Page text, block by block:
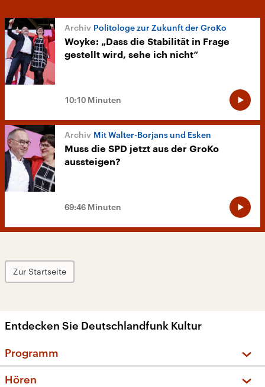
Politologe zur Zukunft der GroKo
Woyke: „Dass die Stabilität in Frage
gestellt wird, sehe ich nicht“
10:10 Minuten
Mit Walter-Borjans und Esken
Muss die SPD jetzt aus der GroKo
aussteigen?
69:46 Minuten
Zur Startseite
Entdecken Sie Deutschlandfunk Kultur
Programm
Hören